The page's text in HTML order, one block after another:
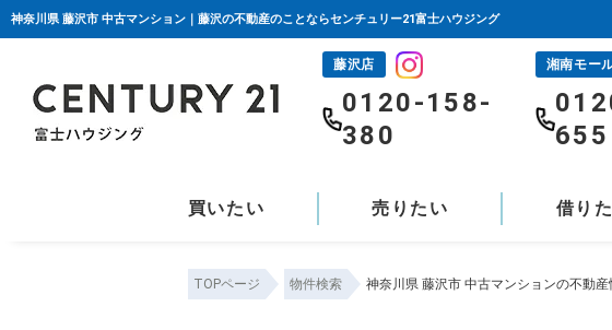
神奈川県 藤沢市 中古マンション｜藤沢の不動産のことならセンチュリー21富士ハウジング
藤沢店
0120-158-
380
湘南モー
655
買いたい 売りたい 借り
TOPページ 物件検索 神奈川県 藤沢市 中古マンションの不動